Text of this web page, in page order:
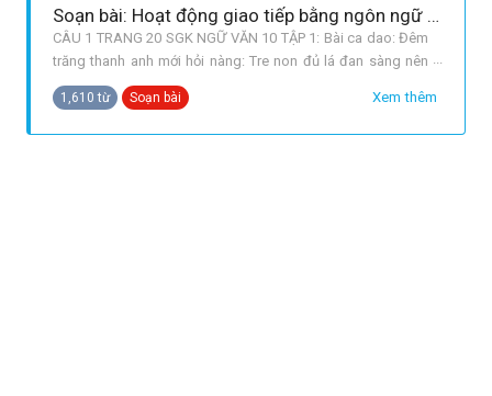
Soạn bài: Hoạt động giao tiếp bằng ngôn ngữ (tiếp theo)
CÂU 1 TRANG 20 SGK NGỮ VĂN 10 TẬP 1: Bài ca dao: Đêm
trăng thanh anh mới hỏi nàng: Tre non đủ lá đan sàng nên
chăng? a. Nhân vật giao tiếp trong bài ca dao trên là một
chàng trai và một cô gái, đểu còn trẻ tuổi. b. Thời điểm:
Xem thêm
1,610 từ Soạn bài